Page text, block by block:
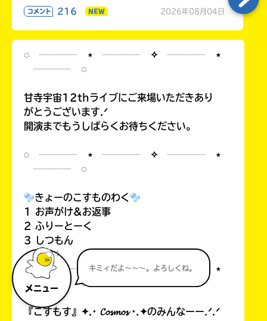
メニュー
キミィだよ～～～。よろしくね。
コメント 216 NEW 2026年08月04日
◌ ┈┈┈┈ ⋆ ┈┈┈┈ ✧ ┈┈┈┈ ⋆
┈┈┈┈ ◌
甘寺宇宙12thライブにご来場いただきあり
がとうございます.ᐟ
開演までもうしばらくお待ちください。
◌ ┈┈┈┈ ⋆ ┈┈┈┈ ✧ ┈┈┈┈ ⋆
┈┈┈┈ ◌
きょーのこすものわく
1 お声がけ&お返事
2 ふりーとーく
3 しつもん
◌ ┈┈┈┈ ⋆ ┈┈┈┈ ✧ ┈┈┈┈ ⋆
┈┈┈┈ ◌
『こすもす』✦.· 𝓒𝓸𝓼𝓶𝓸𝓼 ·.✦のみんなーー.ᐟ.ᐟ